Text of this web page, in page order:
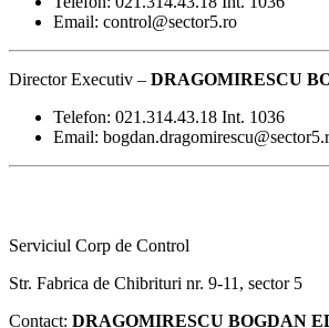
Email: control@sector5.ro
Director Executiv – DRAGOMIRESCU
Telefon: 021.314.43.18 Int. 1036
Email:
Serviciul Corp de Control
Str. Fabrica de Chibrituri nr. 9-11, sector 5
Contact: DRAGOMIRESCU BOGDAN